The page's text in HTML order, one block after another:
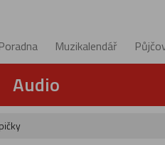
Poradna Muzikalendář
Audio